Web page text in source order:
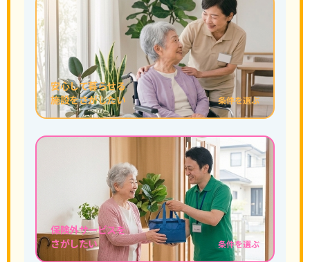
安心して暮らせる
施設をさがしたい
条件を選ぶ
保険外サービスを
さがしたい
条件を選ぶ